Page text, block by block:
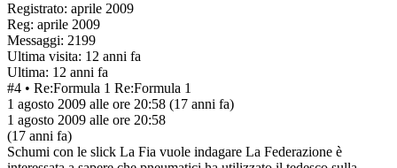
Registrato: aprile 2009
Reg: aprile 2009
Messaggi: 2199
Ultima visita: 12 anni fa
Ultima: 12 anni fa
#4 • Re:Formula 1 Re:Formula 1
1 agosto 2009 alle ore 20:58 (17 anni fa)
1 agosto 2009 alle ore 20:58
(17 anni fa)
Schumi con le slick La Fia vuole indagare La Federazione è